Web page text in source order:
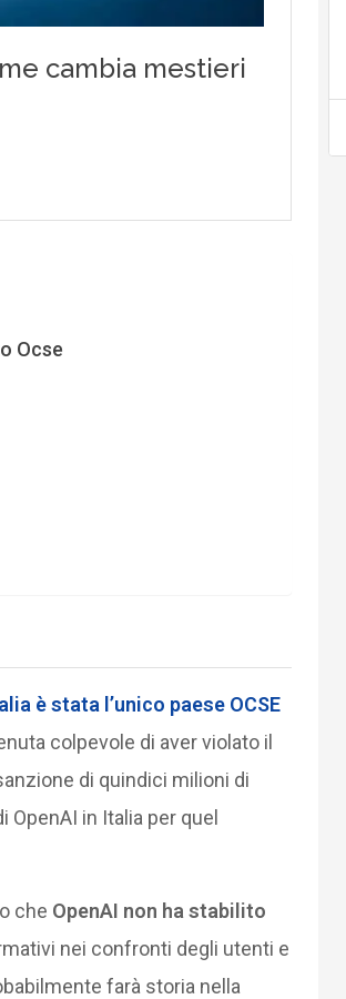
Ocse
è stata l’unico paese OCSE
colpevole di aver violato il
di quindici milioni di
in Italia per quel
che OpenAI non ha stabilito
nei confronti degli utenti e
farà storia nella